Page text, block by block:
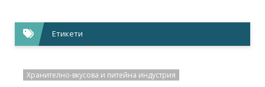
Етикети
Хранително-вкусова и питейна индустрия